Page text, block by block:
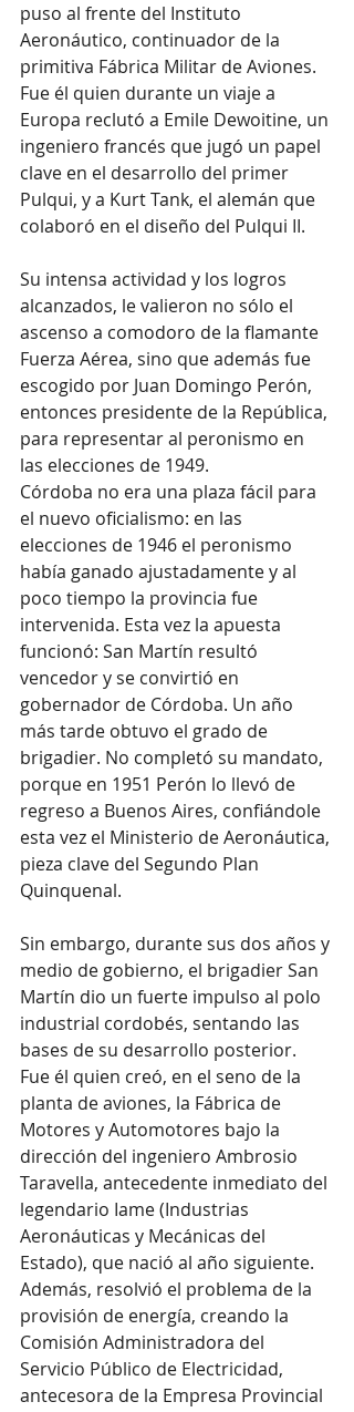
puso al frente del Instituto
Aeronáutico, continuador de la
primitiva Fábrica Militar de Aviones.
Fue él quien durante un viaje a
Europa reclutó a Emile Dewoitine, un
ingeniero francés que jugó un papel
clave en el desarrollo del primer
Pulqui, y a Kurt Tank, el alemán que
colaboró en el diseño del Pulqui II.
Su intensa actividad y los logros
alcanzados, le valieron no sólo el
ascenso a comodoro de la flamante
Fuerza Aérea, sino que además fue
escogido por Juan Domingo Perón,
entonces presidente de la República,
para representar al peronismo en
las elecciones de 1949.
Córdoba no era una plaza fácil para
el nuevo oficialismo: en las
elecciones de 1946 el peronismo
había ganado ajustadamente y al
poco tiempo la provincia fue
intervenida. Esta vez la apuesta
funcionó: San Martín resultó
vencedor y se convirtió en
gobernador de Córdoba. Un año
más tarde obtuvo el grado de
brigadier. No completó su mandato,
porque en 1951 Perón lo llevó de
regreso a Buenos Aires, confiándole
esta vez el Ministerio de Aeronáutica,
pieza clave del Segundo Plan
Quinquenal.
Sin embargo, durante sus dos años y
medio de gobierno, el brigadier San
Martín dio un fuerte impulso al polo
industrial cordobés, sentando las
bases de su desarrollo posterior.
Fue él quien creó, en el seno de la
planta de aviones, la Fábrica de
Motores y Automotores bajo la
dirección del ingeniero Ambrosio
Taravella, antecedente inmediato del
legendario Iame (Industrias
Aeronáuticas y Mecánicas del
Estado), que nació al año siguiente.
Además, resolvió el problema de la
provisión de energía, creando la
Comisión Administradora del
Servicio Público de Electricidad,
antecesora de la Empresa Provincial